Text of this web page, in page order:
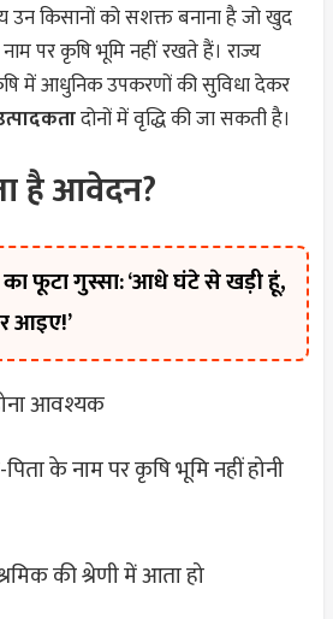
उन किसानों को सशक्त बनाना है जो खुद
पर कृषि भूमि नहीं रखते हैं। राज्य
में आधुनिक उपकरणों की सुविधा देकर
दोनों में वृद्धि की जा सकती है।
है आवेदन?
फूटा गुस्सा: ‘आधे घंटे से खड़ी हूं,
आइए!’
आवश्यक
के नाम पर कृषि भूमि नहीं होनी
की श्रेणी में आता हो